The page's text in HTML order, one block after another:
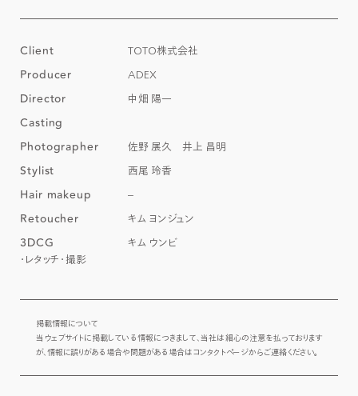
Client TOTO株式会社
Producer ADEX
Director 中畑 陽一
Casting
Photographer
佐野 展久 井上 昌明
Stylist 西尾 玲香
Hair makeup –
Retoucher キム ヨンジュン
3DCG
キム ウンビ
レタッチ
撮影
掲載情報について
当ウェブサイトに掲載している情報につきまして、当社は細心の注意を払っております
が、情報に誤りがある場合や問題がある場合はコンタクトページからご連絡ください。